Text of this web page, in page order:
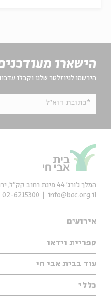
הישארו
הירשמו לניוזלטר שלנו וקבלו
*כתובת דוא"ל
אירועים
עיון
אנגלית
נוער
ספריית וידאו
ילדים
מוזיקה
עיון
מיוחדים
עוד בבית אבי חי
תערוכות
מיוחדים
כללי
המלך ג'ורג' 44 פינת רחוב קק״ל, ירושלים
info@bac.org.il
02-6215300